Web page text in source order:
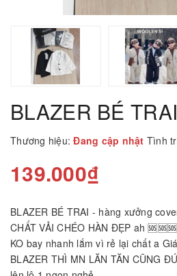
BLAZER BÉ
Thương hiệu: Đang cập nhật Tình
139.000₫
BLAZER BÉ TRAI - hàng xưởng
CHẤT VẢI CHÉO HÀN ĐẸP ah
KO bay nhanh lắm vì rẻ lại chất a
BLAZER THÌ MN LĂN TĂN CŨNG